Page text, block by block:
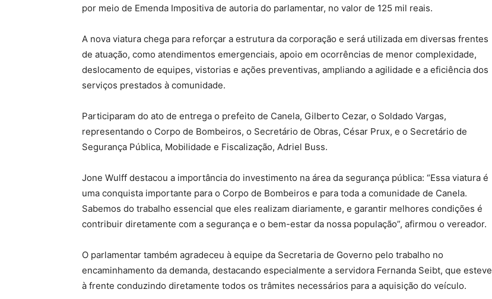
por meio de Emenda Impositiva de autoria do parlamentar, no valor de 125 mil reais.
A nova viatura chega para reforçar a estrutura da corporação e será utilizada em diversas frentes
de atuação, como atendimentos emergenciais, apoio em ocorrências de menor complexidade,
deslocamento de equipes, vistorias e ações preventivas, ampliando a agilidade e a eficiência dos
serviços prestados à comunidade.
Participaram do ato de entrega o prefeito de Canela, Gilberto Cezar, o Soldado Vargas,
representando o Corpo de Bombeiros, o Secretário de Obras, César Prux, e o Secretário de
Segurança Pública, Mobilidade e Fiscalização, Adriel Buss.
Jone Wulff destacou a importância do investimento na área da segurança pública: “Essa viatura é
uma conquista importante para o Corpo de Bombeiros e para toda a comunidade de Canela.
Sabemos do trabalho essencial que eles realizam diariamente, e garantir melhores condições é
contribuir diretamente com a segurança e o bem-estar da nossa população”, afirmou o vereador.
O parlamentar também agradeceu à equipe da Secretaria de Governo pelo trabalho no
encaminhamento da demanda, destacando especialmente a servidora Fernanda Seibt, que esteve
à frente conduzindo diretamente todos os trâmites necessários para a aquisição do veículo.